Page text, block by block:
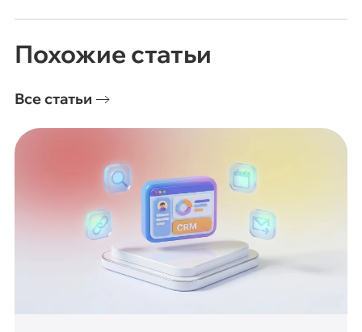
Похожие статьи
Все статьи